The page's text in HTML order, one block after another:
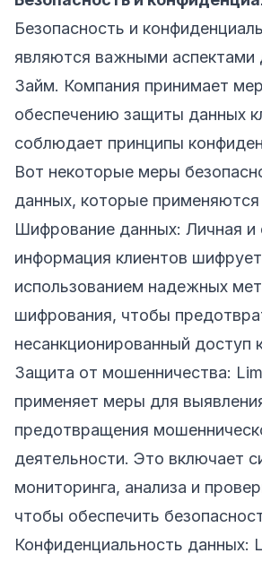
Безопасность и
являются важными
Займ. Компания принимает
обеспечению защиты данных
соблюдает принципы
Вот некоторые меры
данных, которые
Шифрование данных: Личная и
информация клиентов
использованием надежных
шифрования, чтобы
несанкционированный доступ
Защита от мошенничества:
применяет меры для
предотвращения
деятельности. Это включает
мониторинга, анализа и
чтобы обеспечить
Конфиденциальность данных: